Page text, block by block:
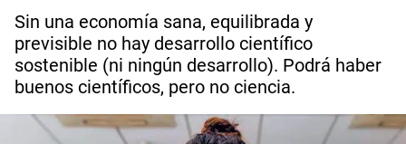
Sin una economía sana, equilibrada y
previsible no hay desarrollo científico
sostenible (ni ningún desarrollo). Podrá haber
buenos científicos, pero no ciencia.